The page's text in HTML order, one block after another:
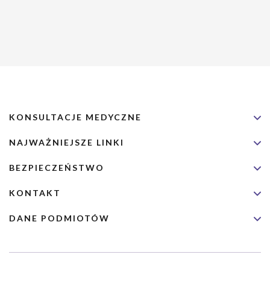
KONSULTACJE MEDYCZNE
NAJWAŻNIEJSZE LINKI
BEZPIECZEŃSTWO
KONTAKT
DANE PODMIOTÓW